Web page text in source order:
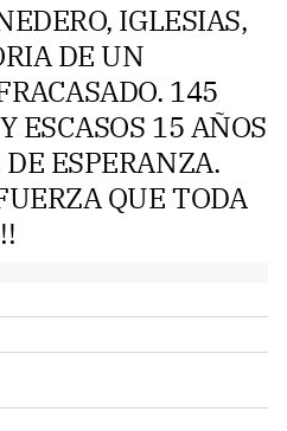
IGLESIAS,
DE UN
145
ESCASOS 15 AÑOS
ESPERANZA.
QUE TODA